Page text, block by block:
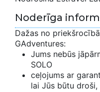
Noderīga
Dažas no
GAdventures:
Jums nebūs
SOLO
ceļojums ar
lai Jūs būtu